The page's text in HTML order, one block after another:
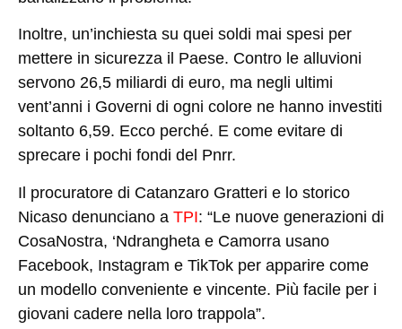
Inoltre, un’inchiesta su quei soldi mai spesi per
mettere in sicurezza il Paese. Contro le alluvioni
servono 26,5 miliardi di euro, ma negli ultimi
vent’anni i Governi di ogni colore ne hanno investiti
soltanto 6,59. Ecco perché. E come evitare di
sprecare i pochi fondi del Pnrr.
Il procuratore di Catanzaro Gratteri e lo storico
Nicaso denunciano a TPI: “Le nuove generazioni di
CosaNostra, ‘Ndrangheta e Camorra usano
Facebook, Instagram e TikTok per apparire come
un modello conveniente e vincente. Più facile per i
giovani cadere nella loro trappola”.